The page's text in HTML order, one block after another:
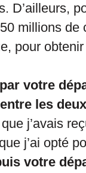
D’ailleurs,
millions de
pour
votre
les
j’avais
j’ai opté
votre